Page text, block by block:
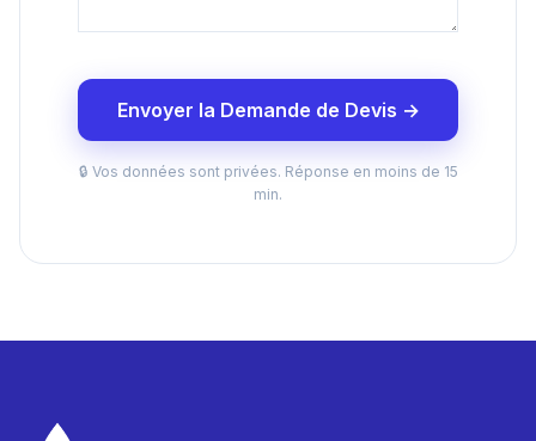
Envoyer la Demande de Devis →
🔒 Vos données sont privées. Réponse en moins de 15
min.